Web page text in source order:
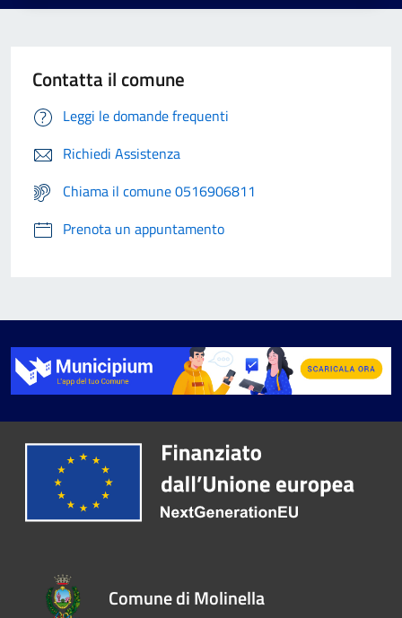
Contatta il comune
Leggi le domande frequenti
Richiedi Assistenza
Chiama il comune 0516906811
Prenota un appuntamento
Comune di Molinella